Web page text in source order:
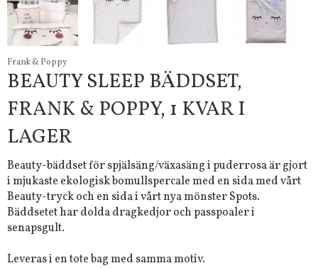
Frank & Poppy
BEAUTY SLEEP BÄDDSET,
FRANK & POPPY, 1 KVAR I
LAGER
Beauty-bäddset för spjälsäng/växasäng i puderrosa är gjort
i mjukaste ekologisk bomullspercale med en sida med vårt
Beauty-tryck och en sida i vårt nya mönster Spots.
Bäddsetet har dolda dragkedjor och passpoaler i
senapsgult.
Leveras i en tote bag med samma motiv.